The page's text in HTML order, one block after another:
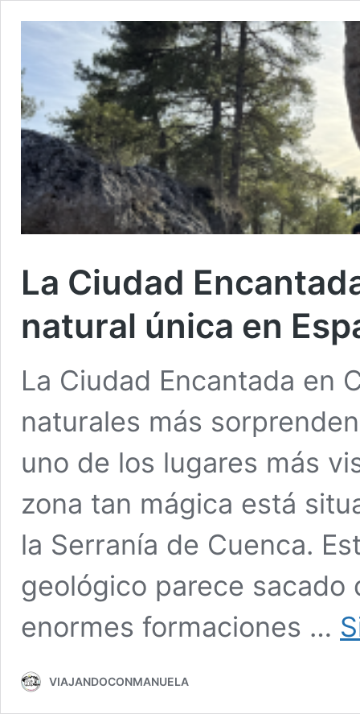
La Ciudad
natural única en
La Ciudad Encantada en
naturales más
uno de los lugares más
zona tan mágica está
la Serranía de Cuenca.
geológico parece sacado
enormes formaciones …
VIAJANDOCONMANUELA